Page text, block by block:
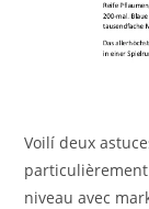
Voilí deux
niveau avec